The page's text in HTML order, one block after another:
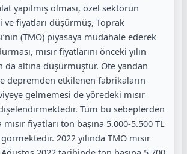
yapılmış olması, özel sektörün
ve fiyatları düşürmüş, Toprak
(TMO) piyasaya müdahale ederek
mısır fiyatlarını önceki yılın
da altına düşürmüştür. Öte yandan
depremden etkilenen fabrikaların
gelmemesi de yöredeki mısır
Tüm bu sebeplerden
fiyatları ton başına 5.000-5.500 TL
2022 yılında TMO mısır